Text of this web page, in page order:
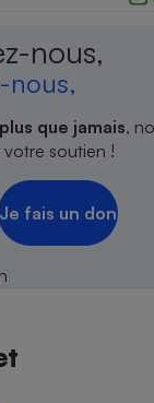
nous,
nous,
que jamais,
soutien !
fais un don